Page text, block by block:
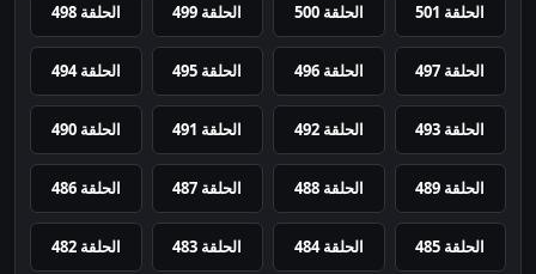
الحلقة 501 الحلقة 500 الحلقة 499 الحلقة 498
الحلقة 497 الحلقة 496 الحلقة 495 الحلقة 494
الحلقة 493 الحلقة 492 الحلقة 491 الحلقة 490
الحلقة 489 الحلقة 488 الحلقة 487 الحلقة 486
الحلقة 485 الحلقة 484 الحلقة 483 الحلقة 482